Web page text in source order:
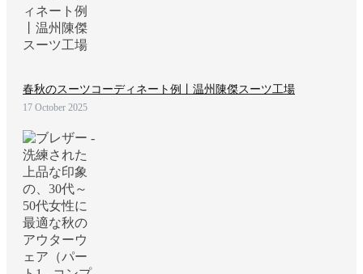
春秋のスーツコーディネート例丨温州陳傑スーツ工場
17 October 2025